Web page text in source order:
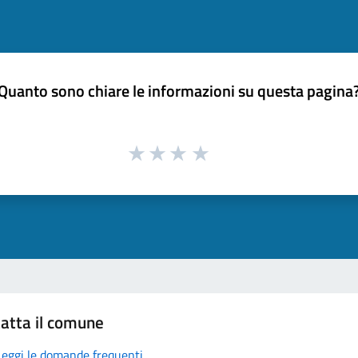
sono chiare le informazioni su questa
il comune